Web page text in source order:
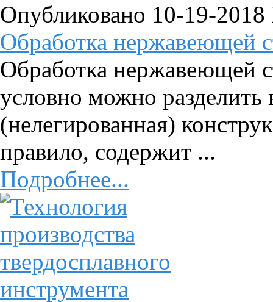
Опубликовано 10-19-2018
Обработка нержавеющей
Обработка нержавеющей
условно можно разделить
(нелегированная)
правило, содержит ...
Подробнее...